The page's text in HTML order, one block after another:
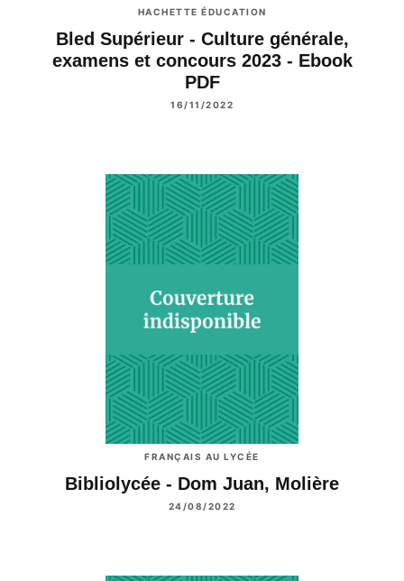
HACHETTE ÉDUCATION
Bled Supérieur - Culture générale,
examens et concours 2023 - Ebook
PDF
16/11/2022
FRANÇAIS AU LYCÉE
Bibliolycée - Dom Juan, Molière
24/08/2022